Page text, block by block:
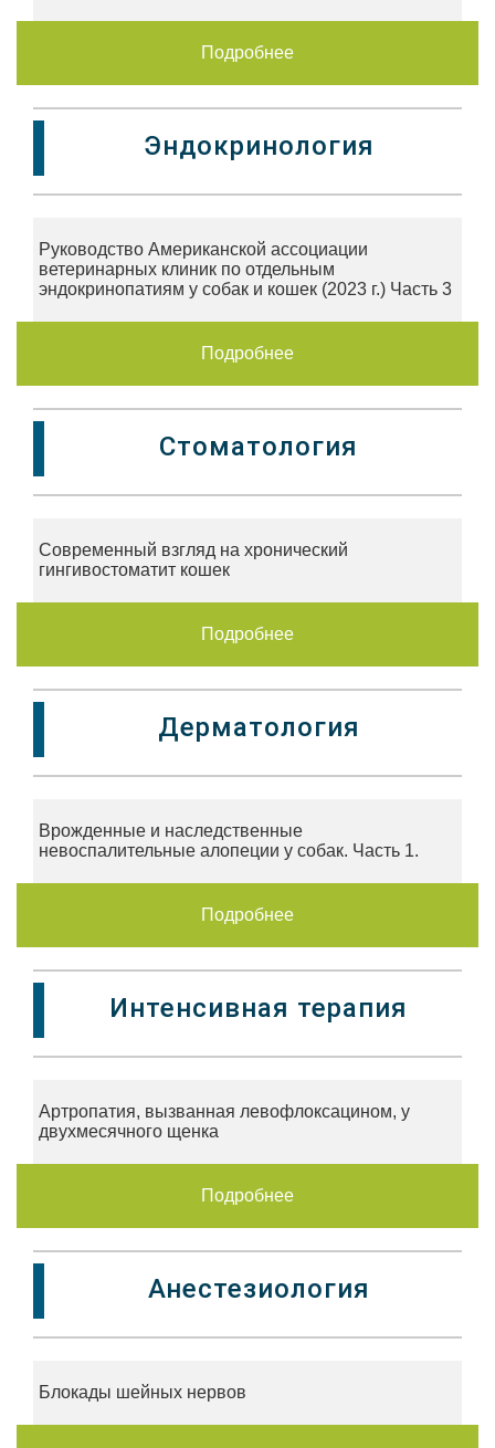
Подробнее
Эндокринология
Руководство Американской ассоциации
ветеринарных клиник по отдельным
эндокринопатиям у собак и кошек (2023 г.) Часть 3
Подробнее
Стоматология
Современный взгляд на хронический
гингивостоматит кошек
Подробнее
Дерматология
Врожденные и наследственные
невоспалительные алопеции у собак. Часть 1.
Подробнее
Интенсивная терапия
Артропатия, вызванная левофлоксацином, у
двухмесячного щенка
Подробнее
Анестезиология
Блокады шейных нервов